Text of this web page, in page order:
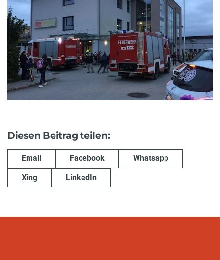
Diesen Beitrag teilen:
Email Facebook Whatsapp
Xing LinkedIn